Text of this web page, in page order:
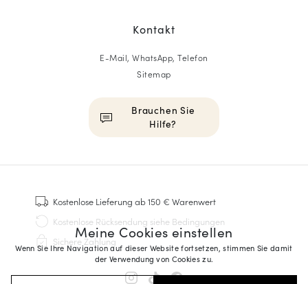
Meine Cookies einstellen
Wenn Sie Ihre Navigation auf dieser Website fortsetzen, stimmen Sie damit
der Verwendung von Cookies zu.
Kontakt
E-Mail, WhatsApp, Telefon
Sitemap
Brauchen Sie
Hilfe?
Sneakers
Goodyear genäht
Derbys & Richelieu
Richelieu-Herrenschuhe
Sandalen & Espadrilles
Kostenlose Lieferung ab 150 € Warenwert
Kostenlose Rücksendung siehe Bedingungen
Sichere Zahlung